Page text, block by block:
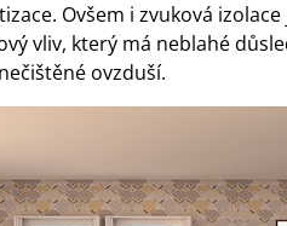
Ovšem i zvuková
vliv, který má neblahé
ovzduší.